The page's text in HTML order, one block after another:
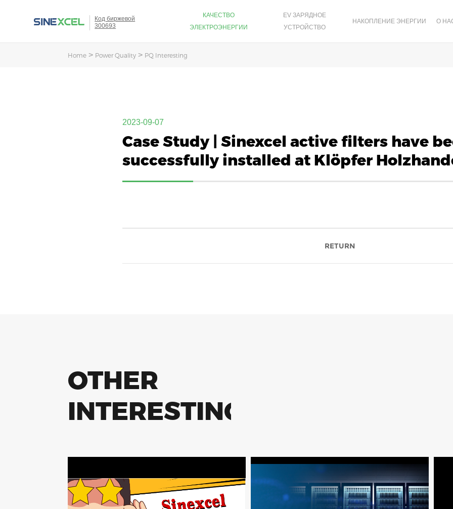
Код биржевой
300693
КАЧЕСТВО
ЭЛЕКТРОЭНЕРГИИ
EV ЗАРЯДНОЕ
УСТРОЙСТВО
НАКОПЛЕНИЕ ЭНЕРГИИ О
Home > Power Quality > PQ Interesting
2023-09-07
Case Study | Sinexcel active filters have
successfully installed at Klöpfer
RETURN
OTHER
INTERESTING